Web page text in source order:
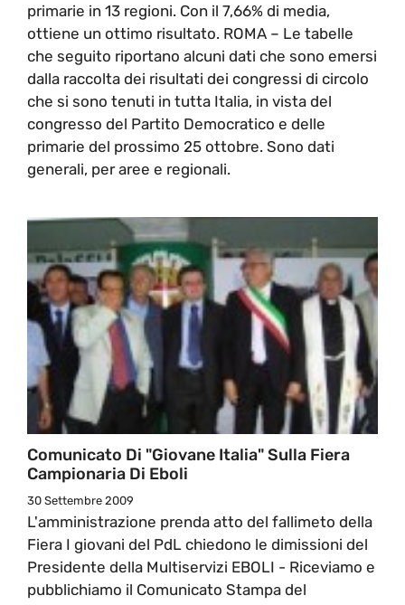
primarie in 13 regioni. Con il 7,66% di media,
ottiene un ottimo risultato. ROMA – Le tabelle
che seguito riportano alcuni dati che sono emersi
dalla raccolta dei risultati dei congressi di circolo
che si sono tenuti in tutta Italia, in vista del
congresso del Partito Democratico e delle
primarie del prossimo 25 ottobre. Sono dati
generali, per aree e regionali.
Comunicato Di "Giovane Italia" Sulla Fiera
Campionaria Di Eboli
30 Settembre 2009
L'amministrazione prenda atto del fallimeto della
Fiera I giovani del PdL chiedono le dimissioni del
Presidente della Multiservizi EBOLI - Riceviamo e
pubblichiamo il Comunicato Stampa del